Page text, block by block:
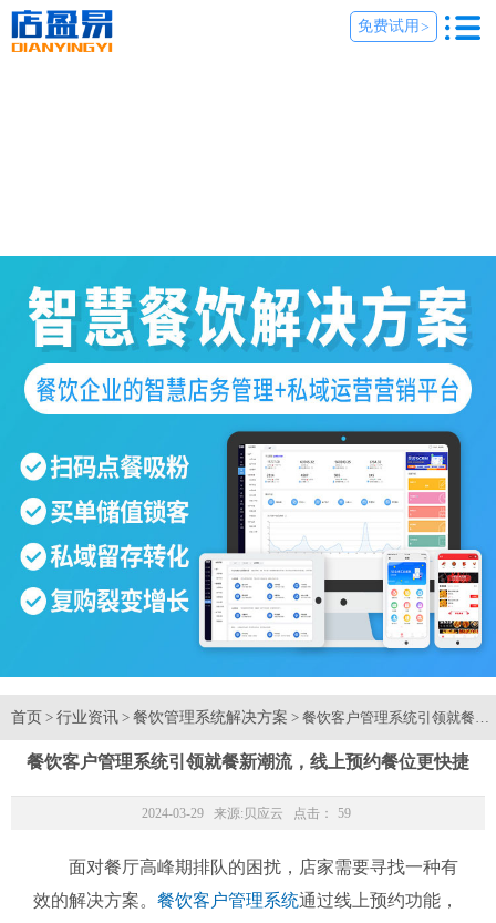
免费试用 >
首页 > 行业资讯 > 餐饮管理系统解决方案 > 餐饮客户管理系统引领就餐
餐饮客户管理系统引领就餐新潮流，线上预约餐位更快捷
2024-03-29 来源: 贝应云 点击： 59
面对餐厅高峰期排队的困扰，店家需要寻找一种有
效的解决方案。 餐饮客户管理系统通过线上预约功能，